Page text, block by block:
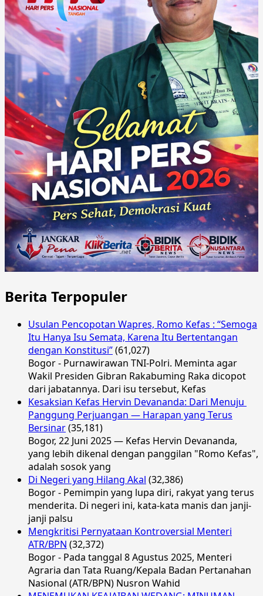
Berita Terpopuler
Usulan Pencopotan Wapres, Romo Kefas : “Semoga
Itu Hanya Isu Semata, Karena Itu Bertentangan
dengan Konstitusi”(61,027)
Bogor - Purnawirawan TNI-Polri. Meminta agar
Wakil Presiden Gibran Rakabuming Raka dicopot
dari jabatannya. Dari isu tersebut, Kefas
Kesaksian Kefas Hervin Devananda: Dari Menuju
Panggung Perjuangan — Harapan yang Terus
Bersinar(35,181)
Bogor, 22 Juni 2025 — Kefas Hervin Devananda,
yang lebih dikenal dengan panggilan "Romo Kefas",
adalah sosok yang
Di Negeri yang Hilang Akal (32,386)
Bogor - Pemimpin yang lupa diri, rakyat yang terus
menderita. Di negeri ini, kata-kata manis dan janji-
janji palsu
Mengkritisi Pernyataan Kontroversial Menteri
ATR/BPN (32,372)
Bogor - Pada tanggal 8 Agustus 2025, Menteri
Agraria dan Tata Ruang/Kepala Badan Pertanahan
Nasional (ATR/BPN) Nusron Wahid